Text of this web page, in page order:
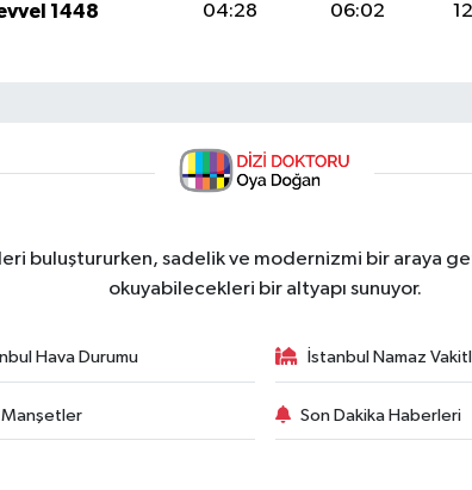
1448 04:28 06:02
buluştururken, sadelik ve modernizmi bir araya
okuyabilecekleri bir altyapı sunuyor.
Hava Durumu İstanbul Namaz
Manşetler Son Dakika Haberleri